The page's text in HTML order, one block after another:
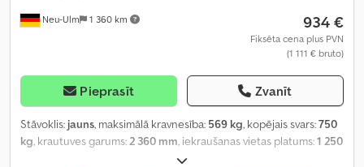
Neu-Ulm 1 360 km 934 €
Fiksēta cena plus PVN
(1 111 € bruto)
Pieprasīt Zvanīt
Stāvoklis: jauns, maksimālā kravnesība: 569 kg, kopējais svars:750
kg, krautuves garums:2 360 mm, iekraušanas vietas platums:1 250
, iekraušanas telpas augstums: